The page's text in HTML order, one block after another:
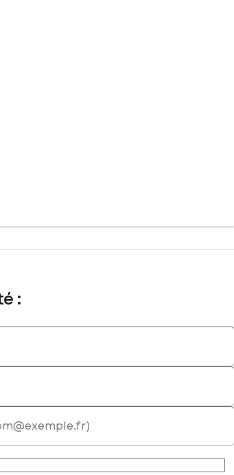
de Rodez sous le numéro 913 523 106
: